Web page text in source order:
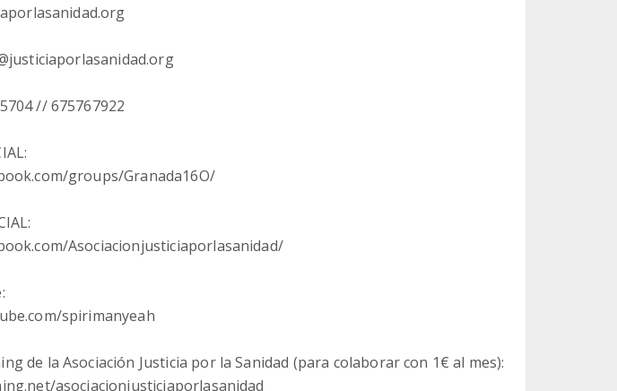
// 675767922
groups/Granada16O/
Asociacionjusticiaporlasanidad/
spirimanyeah
de la Asociación Justicia por la Sanidad (para colaborar con 1€ al mes):
asociacionjusticiaporlasanidad